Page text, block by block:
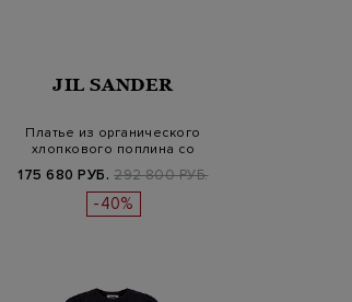
JIL SANDER
Платье из органического
хлопкового поплина со
скульпту…
175 680 РУБ. 292 800 РУБ.
-40%